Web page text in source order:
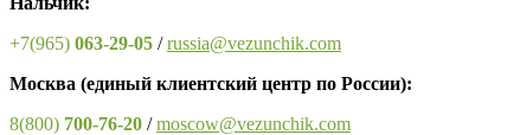
+7(965) 063-29-05 /russia@vezunchik.com
Москва (единый клиентский центр по России):
8(800) 700-76-20 /moscow@vezunchik.com